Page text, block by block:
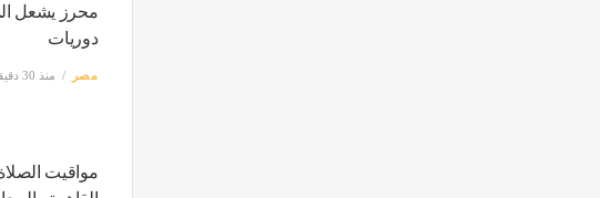
دوريات
مصر منذ 30 دقيقة